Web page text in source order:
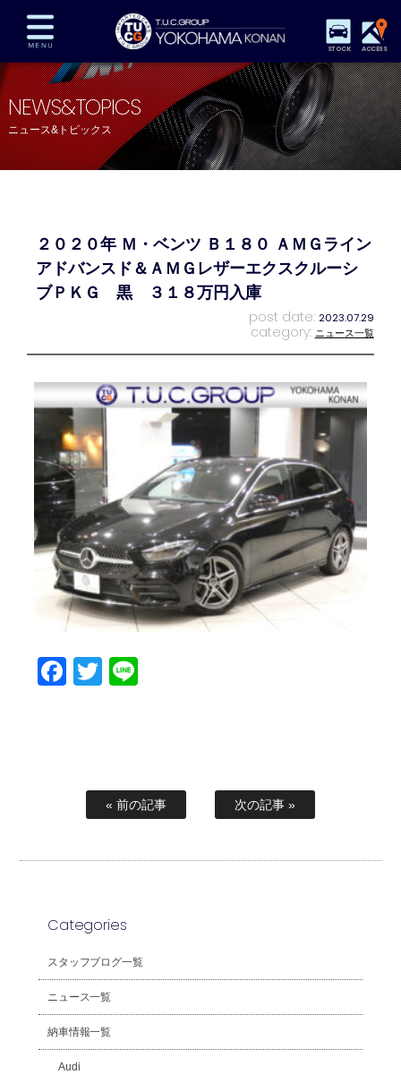
STOCK ACCESS
在庫車両情報 保証&サービス パーツリスト
TUCとは？ 店舗情報 アクセスマップ
全国納車 特別作業 注文販売
プライバシーポリシー スタッフblog 納車blog
NEWS&TOPICS
ニュース&トピックス
２０２０年 Ｍ・ベンツ Ｂ１８０ ＡＭＧライン
アドバンスド＆ＡＭＧレザーエクスクルーシ
ブＰＫＧ 黒 ３１８万円入庫
post date: 2023.07.29
category: ニュース一覧
Facebook
Twitter
« 前の記事 次の記事 »
Categories
スタッフブログ一覧
ニュース一覧
納車情報一覧
Audi